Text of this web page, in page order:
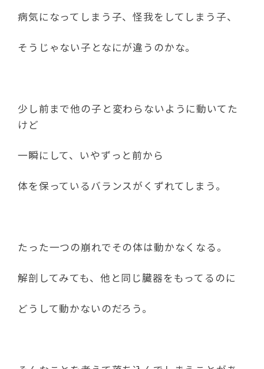
病気になってしまう子、怪我をしてしまう子、
そうじゃない子となにが違うのかな。
少し前まで他の子と変わらないように動いてた
けど
一瞬にして、いやずっと前から
体を保っているバランスがくずれてしまう。
たった一つの崩れでその体は動かなくなる。
解剖してみても、他と同じ臓器をもってるのに
どうして動かないのだろう。